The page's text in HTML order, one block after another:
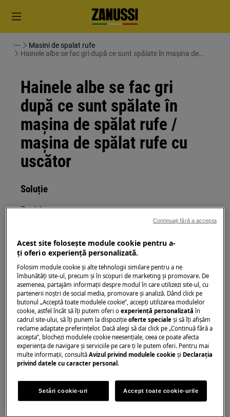
Masini de spalat rufe
Hainele albe se fac gri după ce sunt spălate în mașina de
Hainele albe se fac gri
după ce sunt spălate în
mașina de spălat rufe /
mașina de spălat rufe cu
uscător
Soluție
Problem:
Applies to:
Washing machine / front-loading washer-
dryer
Laundry machine with vertical loading
Solution:
1. Always sort the white clothes and wash them
separately from other colors
2. Use dedicated detergent for white laundry (it
contains bleaching agents, such as sodium
percarbonate)
Acest site folosește module cookie pentru a-
ţi oferi o experienţă personalizată.
Folosim module cookie și alte tehnologii similare pentru a ne
îmbunătăţi site-ul, precum și în scopuri de marketing și promovare. De
asemenea, partajăm informaţii despre modul în care utilizezi site-ul, cu
partenerii noștri de social media, promovare și analiză. Dând click pe
butonul „Acceptă toate modulele cookie”, accepţi utilizarea modulelor
cookie, astfel încât să îţi putem oferi oexperienţă personalizată în
cadrul site-ului, să îţi punem la dispoziţieoferte speciale și să îţi afișăm
reclame adaptate preferinţelor. Dacă alegi să dai click pe „Continuă fără a
accepta”, blochezi modulele cookie neesenţiale, ceea ce poate afecta
experienţa de navigare și serviciile pe care ţi le putem oferi. Pentru mai
multe informaţii, consultăAvizul privind modulele cookie și Declaraţia
privind datele cu caracter personal .
Setări cookie-uri Accept toate cookie-urile
Continuați fără a accepta